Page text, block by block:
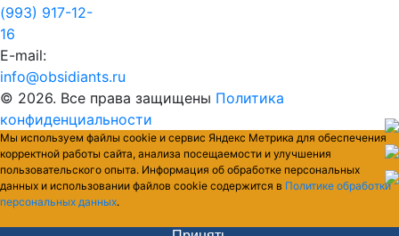
(993) 917-12-
16
E-mail:
info@obsidiants.ru
© 2026. Все права защищены Политика
конфиденциальности
Мы используем файлы cookie и сервис Яндекс Метрика для обеспечения
корректной работы сайта, анализа посещаемости и улучшения
пользовательского опыта. Информация об обработке персональных
данных и использовании файлов cookie содержится в Политике обработки
персональных данных.